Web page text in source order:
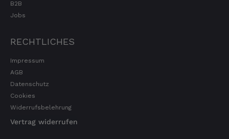
B2B
Jobs
RECHTLICHES
Impressum
AGB
Datenschutz
Cookies
Widerrufsbelehrung
Vertrag widerrufen